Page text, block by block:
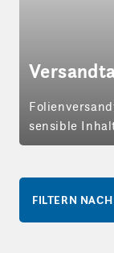
sensible
FILTERN NACH